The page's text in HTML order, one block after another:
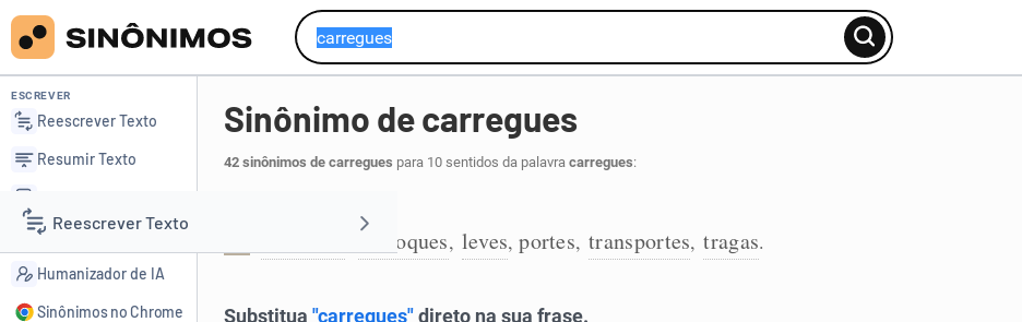
Reescrever Texto
Resumir Texto
ESCREVER
Reescrever Texto
Resumir Texto
Detector de IA
Humanizador de IA
Sinônimos no Chrome
Sinônimo de carregues
42 sinônimos de carregues para 10 sentidos da palavra carregues:
desloques, leves,portes, transportes, tragas.